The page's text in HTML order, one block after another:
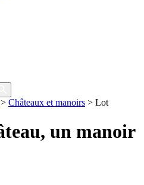
Châteaux et manoirs > Lot
un manoir